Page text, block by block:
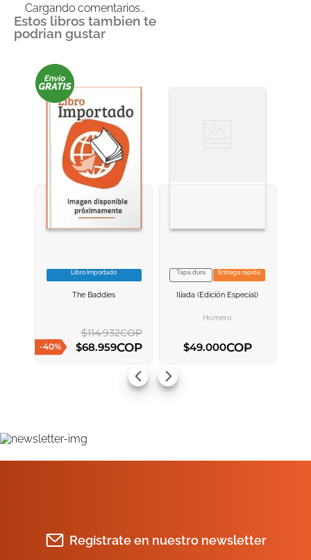
Cargando comentarios…
Estos libros tambien te
podrian gustar
VER INFORMACION
Libro Importado
The Baddies
-40%
$114.932COP
$68.959COP
VER INFORMACION
Tapa dura Entrega rápida
Ilíada (edición Especial)
Homero
$49.000COP
Regístrate en nuestro newsletter